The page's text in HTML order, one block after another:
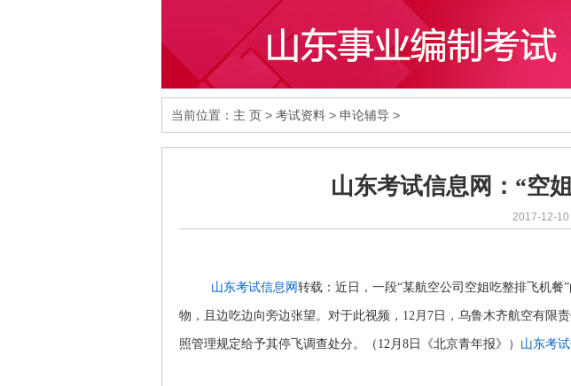
当前位置： 主 页 > 考试资料 > 申论辅导 >
山东考试信息网：“空
2017-12-10
山东考试信息网 转载：近日，一段“某航空公司空姐吃整排飞机
物，且边吃边向旁边张望。对于此视频，12月7日，乌鲁木齐航空有限
照管理规定给予其停飞调查处分。（12月8日《北京青年报》） 山东考